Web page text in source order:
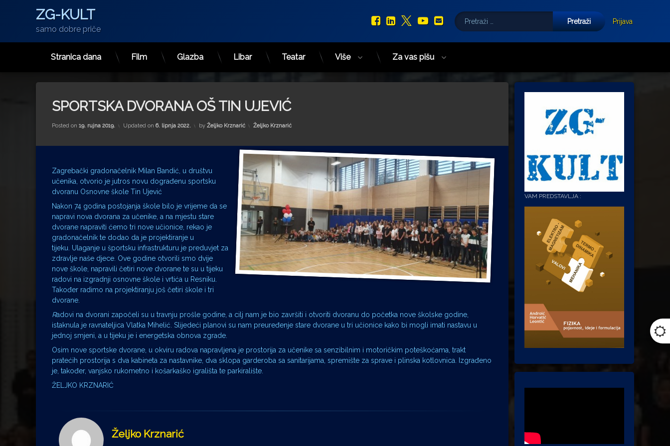
ZG-KULT
samo dobre priče
Facebook
LinkedIn
X.com
YouTube
E-mail
Pretraži:
Prijava
Stranica dana Film Glazba Libar Teatar Više Za vas pišu
SPORTSKA DVORANA OŠ TIN UJEVIĆ
Posted on 19. rujna 2019. Updated on 6. lipnja 2022. by Željko Krznarić Kategorije:
Željko Krznarić
Zagrebački gradonačelnik Milan Bandić, u društvu
učenika, otvorio je jutros novu dograđenu sportsku
dvoranu Osnovne škole Tin Ujević
Nakon 74 godina postojanja škole bilo je vrijeme da se
napravi nova dvorana za učenike, a na mjestu stare
dvorane napraviti ćemo tri nove učionice, rekao je
gradonačelnik te dodao da je projektiranje u
tijeku. Ulaganje u športsku infrastrukturu je preduvjet za
zdravlje naše djece. Ove godine otvorili smo dvije
nove škole, napravili četiri nove dvorane te su u tijeku
radovi na izgradnji osnovne škole i vrtića u Resniku.
Također radimo na projektiranju još četiri škole i tri
dvorane.
Radovi na dvorani započeli su u travnju prošle godine, a cilj nam je bio završiti i otvoriti dvoranu do početka nove školske godine,
istaknula je ravnateljica Vlatka Mihelić. Slijedeći planovi su nam preuređenje stare dvorane u tri učionice kako bi mogli imati nastavu u
jednoj smjeni, a u tijeku je i energetska obnova zgrade.
Osim nove sportske dvorane, u okviru radova napravljena je prostorija za učenike sa senzibilnim i motoričkim poteškoćama, trakt
pratećih prostorija s dva kabineta za nastavnike, dva sklopa garderoba sa sanitarijama, spremište za sprave i plinska kotlovnica. Izgrađeno
je, također, vanjsko rukometno i košarkaško igrališta te parkiralište.
ŽELJKO KRZNARIĆ
Željko Krznarić
VAM PREDSTAVLJA :